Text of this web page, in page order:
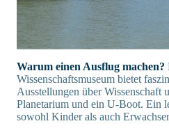
Warum einen Ausflug machen?
Wissenschaftsmuseum bietet
Ausstellungen über Wissenschaft
Planetarium und ein U-Boot. Ein
sowohl Kinder als auch